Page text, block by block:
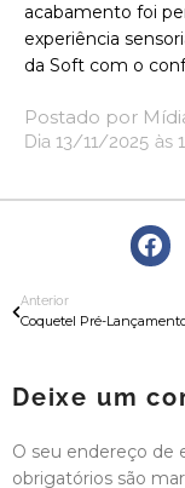
acabamento foi
experiência
da Soft com o
Postado por
Dia 13/11/2025 às
Anterior
Deixe um
O seu endereço de
obrigatórios são